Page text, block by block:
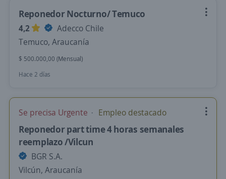
Reponedor Nocturno/ Temuco
4,2
Adecco Chile
Temuco, Araucanía
$ 500.000,00 (Mensual)
Hace 2 días
Se precisa Urgente Empleo destacado
Reponedor part time 4 horas semanales
reemplazo /Vilcun
BGR S.A.
Vilcún, Araucanía